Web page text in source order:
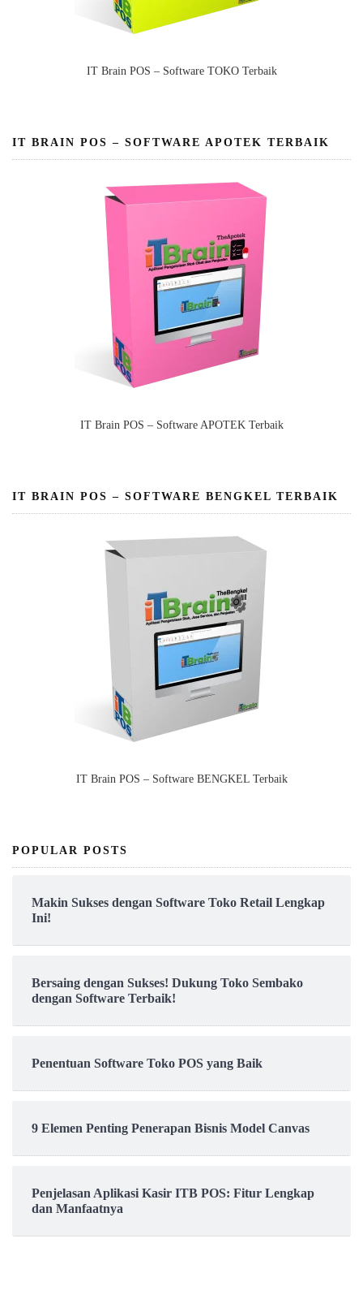
IT Brain POS – Software TOKO Terbaik
IT BRAIN POS – SOFTWARE APOTEK TERBAIK
IT Brain POS – Software APOTEK Terbaik
IT BRAIN POS – SOFTWARE BENGKEL TERBAIK
IT Brain POS – Software BENGKEL Terbaik
POPULAR POSTS
Makin Sukses dengan Software Toko Retail Lengkap
Ini!
Bersaing dengan Sukses! Dukung Toko Sembako
dengan Software Terbaik!
Penentuan Software Toko POS yang Baik
9 Elemen Penting Penerapan Bisnis Model Canvas
Penjelasan Aplikasi Kasir ITB POS: Fitur Lengkap
dan Manfaatnya